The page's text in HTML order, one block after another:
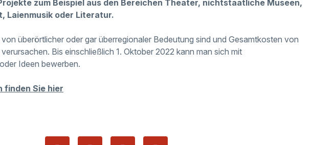
zum Beispiel aus den Bereichen Theater, nichtstaatliche Museen,
Laienmusik oder Literatur.
überörtlicher oder gar überregionaler Bedeutung sind und Gesamtkosten von
Bis einschließlich 1. Oktober 2022 kann man sich mit
Ideen bewerben.
finden Sie hier